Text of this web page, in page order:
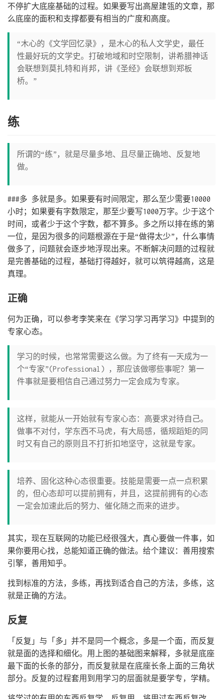
不停扩大底座基础的过程。如果要写出高屋建瓴的文章，那
么底座的面积和支撑都要有相当的广度和高度。
“木心的《文学回忆录》，是木心的私人文学史，最任
性最好玩的文学史。打破地域和时空限制，讲希腊神话
会联想到莫扎特和肖邦，讲《圣经》会联想到郑板
桥。”
练
所谓的“练”，就是尽量多地、且尽量正确地、反复地
做。
###多 多就是多。如果要有时间限定，那么至少需要10000
小时；如果要有字数限定，那至少要写1000万字。少于这个
时间，或者少于这个字数，都不算多。多之所以排在练的第
一位，是因为很多的问题根源在于是“做得太少”，什么事情
做多了，问题就会逐步地浮现出来。不断解决问题的过程就
是完善基础的过程，基础打得越好，就可以筑得越高，这是
真理。
正确
何为正确，可以参考李笑来在《学习学习再学习》中提到的
专家心态。
学习的时候，也常常需要这么做。为了终有一天成为一
个“专家”(Professional) ，那应该做哪些事呢？第一
件事就是要相信自己通过努力一定会成为专家。
这样，就能从一开始就有专家心态：高要求对待自己。
做事不对付，学东西不马虎，有大局感，循规蹈矩的同
时又有自己的原则且不打折扣地坚守，这就是专家。
培养、固化这种心态很重要。技能是需要一点一点积累
的，但心态却可以提前拥有，并且，这提前拥有的心态
一定会加速此后的努力、催化随之而来的进步。
其实，现在互联网的功能已经很强大，真心要做一件事，如
果你要用心找，总能知道正确的做法。给个建议：善用搜索
引擎，善用知乎。
找到标准的方法，多练，再找到适合自己的方法，多练，这
就是正确的方法。
反复
「反复」与「多」并不是同一个概念，多是一个面，而反复
就是面的选择和细化。用上图的基础图来解释，多就是底座
最下面的长条的部分，而反复就是在底座长条上面的三角状
部分。反复的过程套用到用学习的层面就是要学专，学精。